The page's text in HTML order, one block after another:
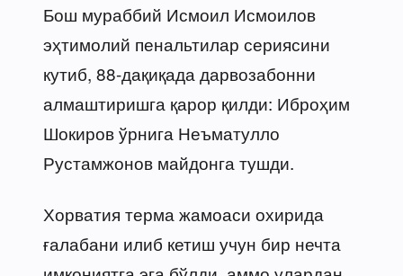
Бош мураббий Исмоил Исмоилов
эҳтимолий пенальтилар сериясини
кутиб, 88-дақиқада дарвозабонни
алмаштиришга қарор қилди: Иброҳим
Шокиров ўрнига Неъматулло
Рустамжонов майдонга тушди.
Хорватия терма жамоаси охирида
ғалабани илиб кетиш учун бир нечта